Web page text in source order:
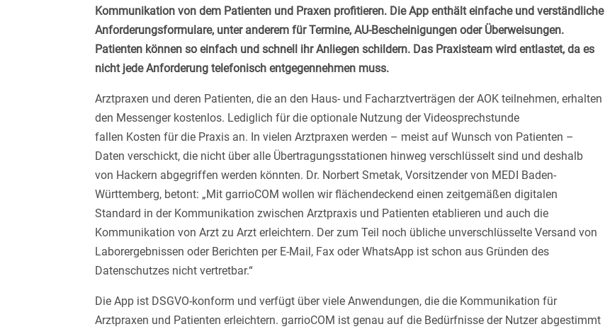
Kommunikation von dem Patienten und Praxen profitieren. Die App enthält einfache und verständliche
Anforderungsformulare, unter anderem für Termine, AU-Bescheinigungen oder Überweisungen.
Patienten können so einfach und schnell ihr Anliegen schildern. Das Praxisteam wird entlastet, da es
nicht jede Anforderung telefonisch entgegennehmen muss.
Arztpraxen und deren Patienten, die an den Haus- und Facharztverträgen der AOK teilnehmen, erhalten
den Messenger kostenlos. Lediglich für die optionale Nutzung der Videosprechstunde
fallen Kosten für die Praxis an. In vielen Arztpraxen werden – meist auf Wunsch von Patienten –
Daten verschickt, die nicht über alle Übertragungsstationen hinweg verschlüsselt sind und deshalb
von Hackern abgegriffen werden könnten. Dr. Norbert Smetak, Vorsitzender von MEDI Baden-
Württemberg, betont: „Mit garrioCOM wollen wir flächendeckend einen zeitgemäßen digitalen
Standard in der Kommunikation zwischen Arztpraxis und Patienten etablieren und auch die
Kommunikation von Arzt zu Arzt erleichtern. Der zum Teil noch übliche unverschlüsselte Versand von
Laborergebnissen oder Berichten per E-Mail, Fax oder WhatsApp ist schon aus Gründen des
Datenschutzes nicht vertretbar.“
Die App ist DSGVO-konform und verfügt über viele Anwendungen, die die Kommunikation für
Arztpraxen und Patienten erleichtern. garrioCOM ist genau auf die Bedürfnisse der Nutzer abgestimmt